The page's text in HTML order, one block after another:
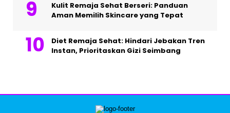
Kulit Remaja Sehat Berseri: Panduan
Aman Memilih Skincare yang Tepat
Diet Remaja Sehat: Hindari Jebakan Tren
Instan, Prioritaskan Gizi Seimbang